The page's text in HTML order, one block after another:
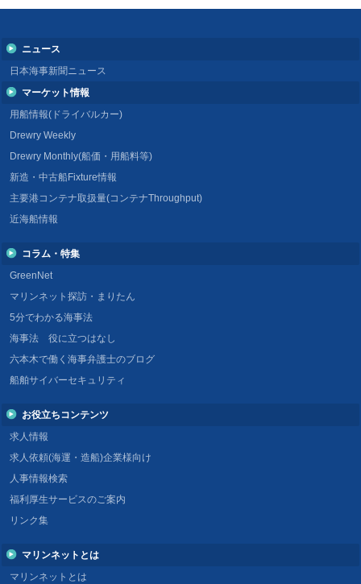
ニュース
日本海事新聞ニュース
マーケット情報
用船情報(ドライバルカー)
Drewry Weekly
Drewry Monthly(船価・用船料等)
新造・中古船Fixture情報
主要港コンテナ取扱量(コンテナThroughput)
近海船情報
コラム・特集
GreenNet
マリンネット探訪・まりたん
5分でわかる海事法
海事法 役に立つはなし
六本木で働く海事弁護士のブログ
船舶サイバーセキュリティ
お役立ちコンテンツ
求人情報
求人依頼(海運・造船)企業様向け
人事情報検索
福利厚生サービスのご案内
リンク集
マリンネットとは
マリンネットとは